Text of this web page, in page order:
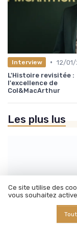
Interview • 12/
L'Histoire revisitée :
l'excellence de
Col&MacArthur
Les plus lus
Chrono24...
Ce site utilise des
vous souhaitez